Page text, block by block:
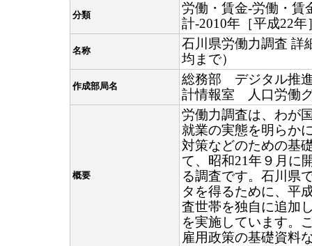
分類
労働・賃金-労働・賃
計-2010年［平成22年
名称
石川県労働力調査 詳
均まで）
作成部局名
総務部 デジタル推
計情報室 人口労働
概要
労働力調査は、わが
就業の実態を明らか
対策などのための基
て、昭和21年９月に
る調査です。石川県
タを得るために、平
査世帯を独自に追加
を実施しています。
雇用政策の基礎資料